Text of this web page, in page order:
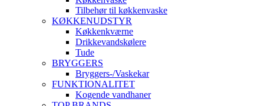
Tilbehør til køkkenvaske
KØKKENUDSTYR
Køkkenkværne
Drikkevandskølere
Tude
BRYGGERS
Bryggers-/Vaskekar
FUNKTIONALITET
Kogende vandhaner